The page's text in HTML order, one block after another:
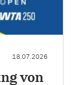
18.07.2026
von